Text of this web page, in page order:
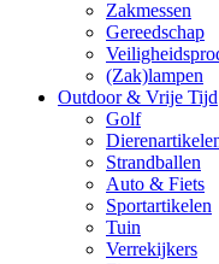
Zakmessen
Gereedschap
(Zak)lampen
Outdoor & Vrije Tijd
Golf
Strandballen
Auto & Fiets
Sportartikelen
Tuin
Verrekijkers